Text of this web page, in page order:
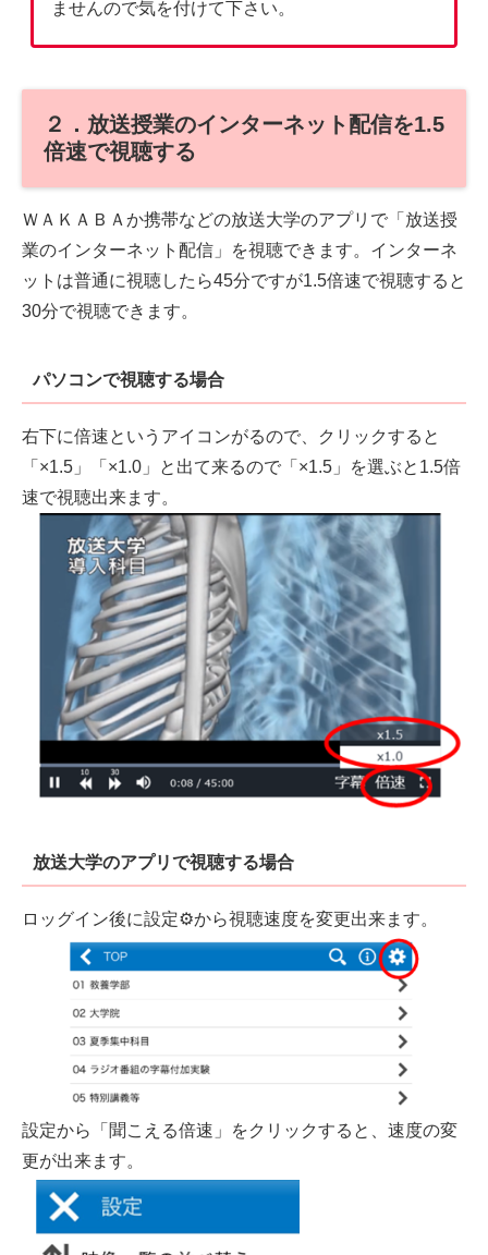
ませんので気を付けて下さい。
２．放送授業のインターネット配信を1.5
倍速で視聴する
ＷＡＫＡＢＡか携帯などの放送大学のアプリで「放送授
業のインターネット配信」を視聴できます。インターネ
ットは普通に視聴したら45分ですが1.5倍速で視聴すると
30分で視聴できます。
パソコンで視聴する場合
右下に倍速というアイコンがるので、クリックすると
「×1.5」「×1.0」と出て来るので「×1.5」を選ぶと1.5倍
速で視聴出来ます。
放送大学のアプリで視聴する場合
ロッグイン後に設定⚙から視聴速度を変更出来ます。
設定から「聞こえる倍速」をクリックすると、速度の変
更が出来ます。